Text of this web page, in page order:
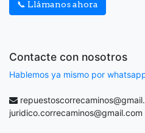
📞 Llámanos ahora
Contacte con nosotros
Hablemos ya mismo por
juridico.correcaminos@gmail.com